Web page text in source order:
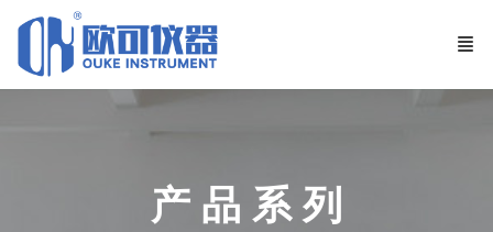
产 品 系 列